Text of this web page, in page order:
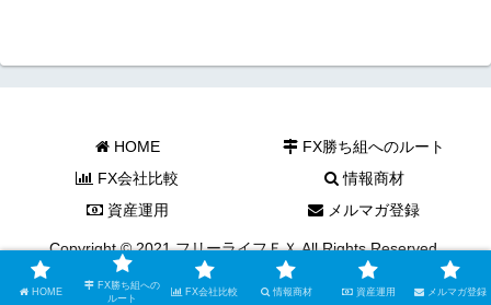
HOME
FX勝ち組へのルート
FX会社比較
情報商材
資産運用
メルマガ登録
Copyright © 2021 フリーライフＦＸ All Rights Reserved.
HOME
FX勝ち組への
ルート
FX会社比較 情報商材 資産運用 メルマガ登録